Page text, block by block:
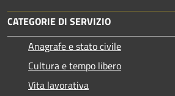
CATEGORIE DI SERVIZIO
Anagrafe e stato civile
Cultura e tempo libero
Vita lavorativa